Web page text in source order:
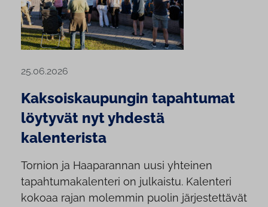
25.06.2026
Kaksoiskaupungin tapahtumat
löytyvät nyt yhdestä
kalenterista
Tornion ja Haaparannan uusi yhteinen
tapahtumakalenteri on julkaistu. Kalenteri
kokoaa rajan molemmin puolin järjestettävät